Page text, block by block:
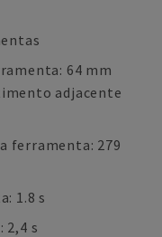
64 mm
adjacente
ferramenta: 279
1.8 s
2,4 s